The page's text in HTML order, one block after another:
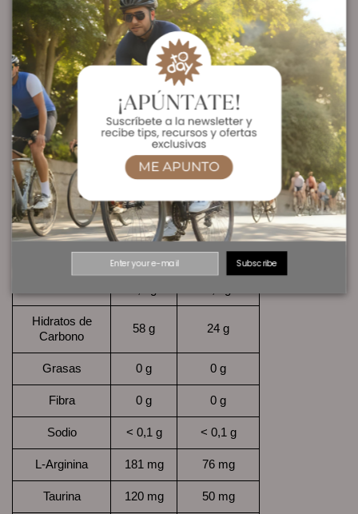
Además favorece la asimilación del resto de nutrientes.-
- Vitaminas B6 y B1: Importantes en el metabolismo proteico y de
los hidratos de carbono respectivamente.
Ver Oferta en Amazon
Ingredientes:
Agua, maltodextrina, fructosa, dextrosa, acidulante: ácido cítrico;
0,4% extracto de manzana y uva (Vinitrox™), aroma, L-arginina,
taurina, conservador: sorbato potásico; vitamina B1, vitamina B6.
Información
nutricional
por 100g por 42g
Energía
991 kJ/
232 Kcal
418 kJ/ 97
Hidratos de
Carbono
58 g 24 g
Grasas 0 g 0 g
Fibra 0 g 0 g
Sodio < 0,1 g < 0,1 g
L-Arginina 181 mg 76 mg
Taurina 120 mg 50 mg
Subscribe